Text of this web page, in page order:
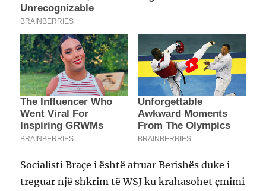
Socialisti Braçe i është afruar Berishës duke i
treguar një shkrim të WSJ ku krahasohet çmimi